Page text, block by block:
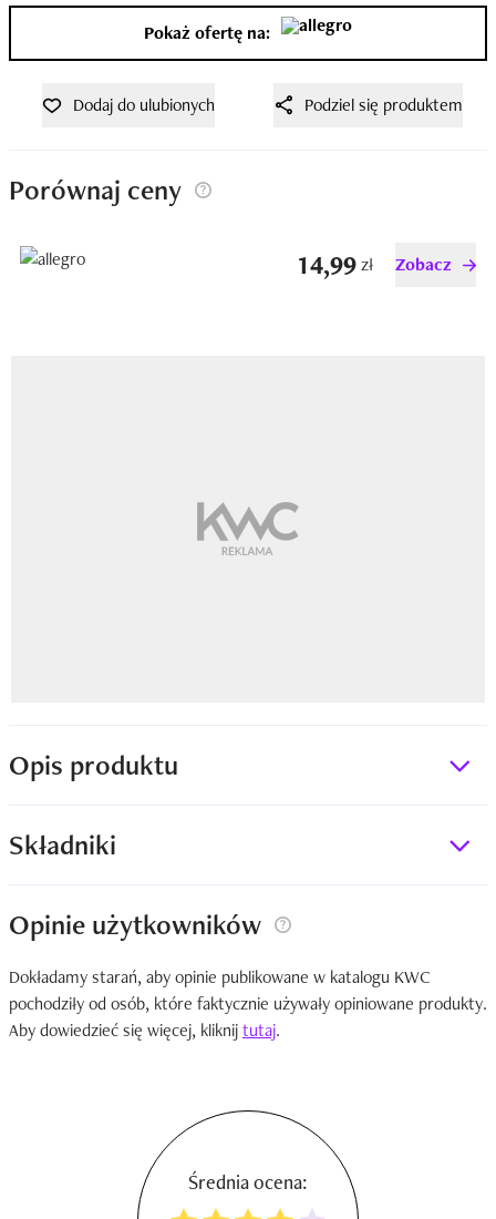
Pokaż ofertę na:
Dodaj do ulubionych Podziel się produktem
Porównaj ceny
14,99zł Zobacz
Opis produktu
Składniki
Opinie użytkowników
Dokładamy starań, aby opinie publikowane w katalogu KWC
pochodziły od osób, które faktycznie używały opiniowane produkty.
Aby dowiedzieć się więcej, kliknijtutaj.
Średnia ocena: